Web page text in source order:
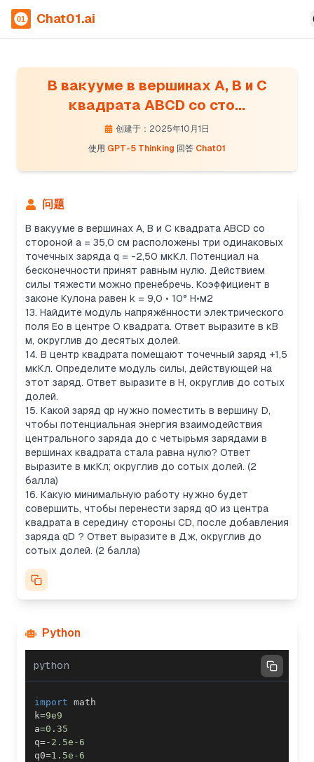
Chat01.ai
В вакууме в вершинах А, В и С
квадрата ABCD со сто...
创建于：2025年10月1日
使用 GPT-5 Thinking 回答 Chat01
问题
В вакууме в вершинах А, В и С квадрата ABCD со
стороной а = 35,0 см расположены три одинаковых
точечных заряда q = -2,50 мкКл. Потенциал на
бесконечности принят равным нулю. Действием
силы тяжести можно пренебречь. Коэффициент в
законе Кулона равен k = 9,0 • 10° H•м2
13. Найдите модуль напряжённости электрического
поля Ео в центре О квадрата. Ответ выразите в кВ
м, округлив до десятых долей.
14. В центр квадрата помещают точечный заряд +1,5
мкКл. Определите модуль силы, действующей на
этот заряд. Ответ выразите в Н, округлив до сотых
долей.
15. Какой заряд qр нужно поместить в вершину D,
чтобы потенциальная энергия взаимодействия
центрального заряда до с четырьмя зарядами в
вершинах квадрата стала равна нулю? Ответ
выразите в мкКл; округлив до сотых долей. (2
балла)
16. Какую минимальную работу нужно будет
совершить, чтобы перенести заряд q0 из центра
квадрата в середину стороны CD, после добавления
заряда qD ? Ответ выразите в Дж, округлив до
сотых долей. (2 балла)
Python
python
import
k=9e9
a=0.35
q=- 2.5e-6
q0=1.5e-6